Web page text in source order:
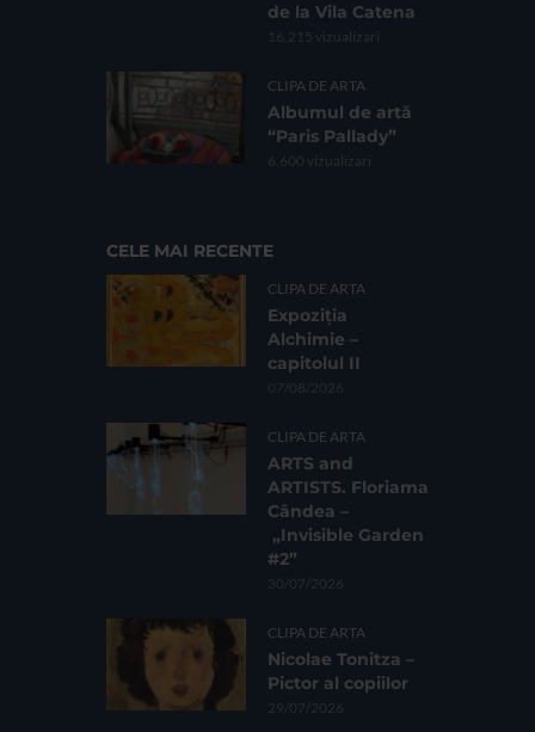
de la Vila Catena
16.215 vizualizari
CLIPA DE ARTA
Albumul de artă
“Paris Pallady”
6.600 vizualizari
CELE MAI RECENTE
CLIPA DE ARTA
Expoziția
Alchimie –
capitolul II
07/08/2026
CLIPA DE ARTA
ARTS and
ARTISTS. Floriama
Cândea –
„Invisible Garden
#2”
30/07/2026
CLIPA DE ARTA
Nicolae Tonitza –
Pictor al copiilor
29/07/2026